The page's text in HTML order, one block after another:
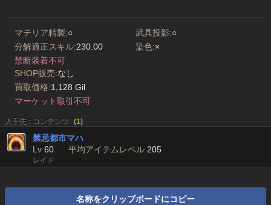
マテリア精製:○ 武具投影:○
分解適正スキル:230.00 染色:×
禁断装着不可
SHOP販売:なし
買取価格:1,128 Gil
マーケット取引不可
入手先 : コンテンツ (1)
禁忌都市マハ
Lv 60 平均アイテムレベル 205
レイド
名称をクリップボードにコピー